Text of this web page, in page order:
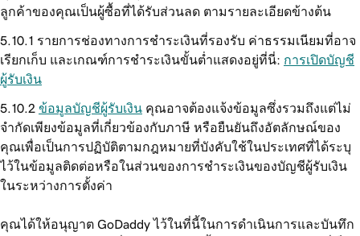
ลูกค้าของคุณเป็นผู้ซื้อที่ได้รับส่วนลด ตามรายละเอียดข้างต้น
รายการช่องทางการชำระเงินที่รองรับ ค่าธรรมเนียมที่อาจ
เรียกเก็บ และเกณฑ์การชำระเงินขั้นต่ำแสดงอยู่ที่นี่: การเปิดบัญชี
ผู้รับเงิน
ข้อมูลบัญชีผู้รับเงิน คุณอาจต้องแจ้งข้อมูลซึ่งรวมถึงแต่ไม่
จำกัดเพียงข้อมูลที่เกี่ยวข้องกับภาษี หรือยืนยันถึงอัตลักษณ์ของ
คุณเพื่อเป็นการปฏิบัติตามกฎหมายที่บังคับใช้ในประเทศที่ได้ระบุ
ไว้ในข้อมูลติดต่อหรือในส่วนของการชำระเงินของบัญชีผู้รับเงิน
ในระหว่างการตั้งค่า
คุณได้ให้อนุญาต GoDaddy ไว้ในที่นี้ในการดำเนินการและบันทึก